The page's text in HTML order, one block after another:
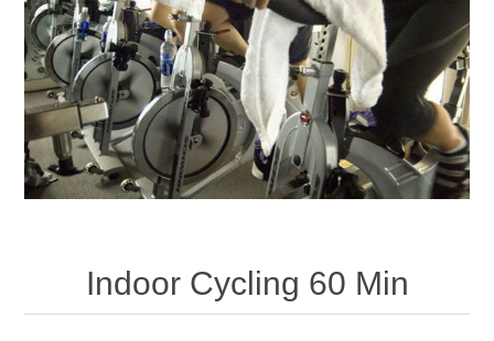
Indoor Cycling 60 Min